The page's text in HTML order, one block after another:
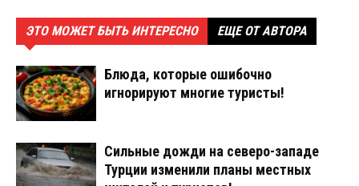
ЭТО МОЖЕТ БЫТЬ ИНТЕРЕСНО ЕЩЕ ОТ АВТОРА
Блюда, которые ошибочно
игнорируют многие туристы!
Сильные дожди на северо-западе
Турции изменили планы местных